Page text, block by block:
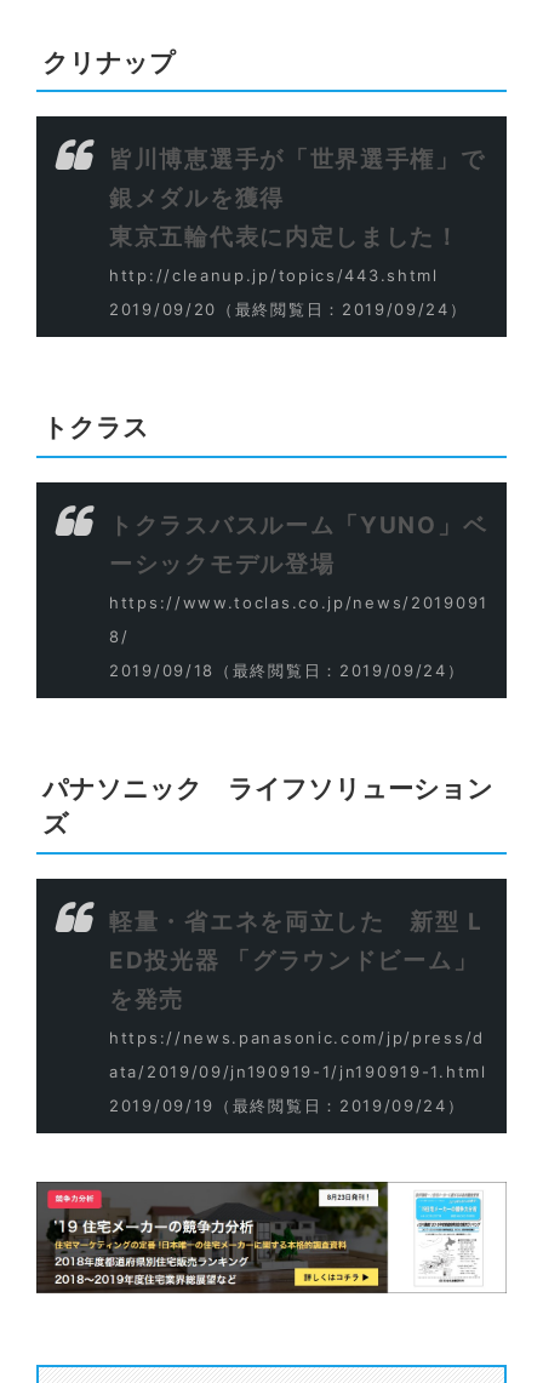
クリナップ
皆川博恵選手が「世界選手権」で
銀メダルを獲得
東京五輪代表に内定しました！
http://cleanup.jp/topics/443.shtml
2019/09/20
（最終閲覧日：2019/09/24）
トクラス
トクラスバスルーム「YUNO」ベ
ーシックモデル登場
https://www.toclas.co.jp/news/2019091
8/
2019/09/18
（最終閲覧日：2019/09/24）
パナソニック ライフソリューション
ズ
軽量・省エネを両立した 新型 L
ED投光器 「グラウンドビーム」
を発売
https://news.panasonic.com/jp/press/d
ata/2019/09/jn190919-1/jn190919-1.html
2019/09/19
（最終閲覧日：2019/09/24）